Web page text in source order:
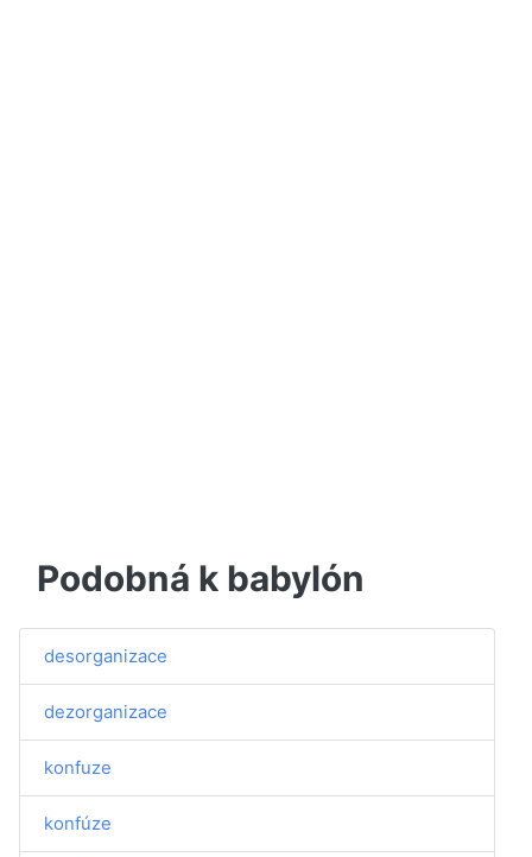
Podobná k babylón
desorganizace
dezorganizace
konfuze
konfúze